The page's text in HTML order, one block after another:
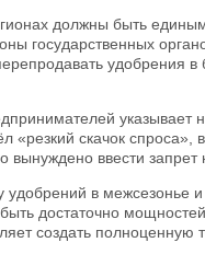
должны быть
государственных
удобрения
указывает
скачок спроса»,
ввести запрет
в межсезонье
достаточно
создать полноценную